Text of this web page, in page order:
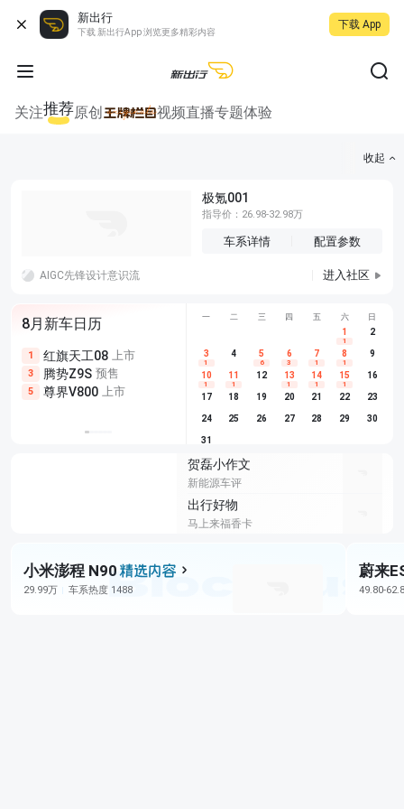
新出行
下载 新出行App 浏览更多精彩内容
下载 App
关注推荐原创 视频直播专题体验
收起
极氪001
指导价：26.98-32.98万
车系详情 配置参数
AIGC先锋设计意识流 进入社区
8月新车日历
1 红旗天工08 上市
3 腾势Z9S 预售
5 尊界V800 上市
尊界V680 上市
享界G9 预售
别克至境L7 预售
埃安
长城H10
深蓝S05
一 二 三 四 五 六 日
1
1
2
3
1
4 5
6
6
3
7
1
8
1
9
10
1
11
1
12 13
1
14
1
15
1
16
17 18 19 20 21 22 23
24 25 26 27 28 29 30
31
贺磊小作文
新能源车评
出行好物
马上来福香卡
小米澎程 N90
29.99万 车系热度 1488
蔚来
49.80-